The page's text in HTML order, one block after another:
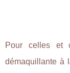
Pour celles et
démaquillante à